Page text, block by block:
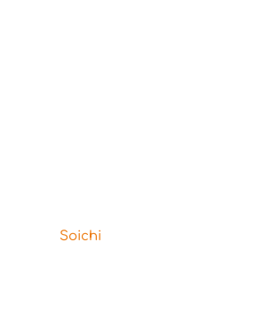
Soichi